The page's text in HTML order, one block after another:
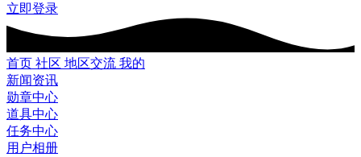
立即登录
首页 社区 地区交流 我的
新闻资讯
勋章中心
道具中心
任务中心
用户相册